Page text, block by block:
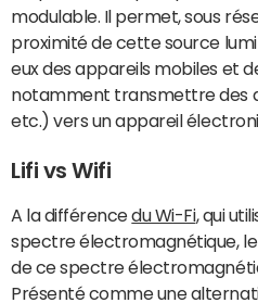
modulable. Il permet, sous
proximité de cette source
eux des appareils mobiles et
notamment transmettre des
etc.) vers un appareil
Lifi vs Wifi
A la différencedu Wi-Fi, qui
spectre électromagnétique, le
de ce spectre
Présenté comme une